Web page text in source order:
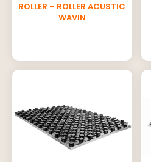
ROLLER – ROLLER ACUSTIC
WAVIN